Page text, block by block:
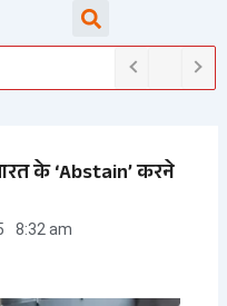
के ‘Abstain’ करने
8:32 am